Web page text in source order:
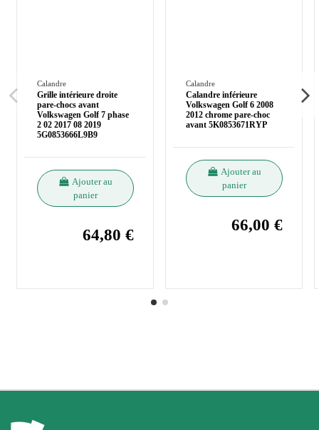
Calandre
Grille intérieure droite
pare-chocs avant
Volkswagen Golf 7 phase
2 02 2017 08 2019
5G0853666L9B9
Ajouter au
panier
64,80 €
Calandre
Calandre inférieure
Volkswagen Golf 6 2008
2012 chrome pare-choc
avant 5K0853671RYP
Ajouter au
panier
66,00 €